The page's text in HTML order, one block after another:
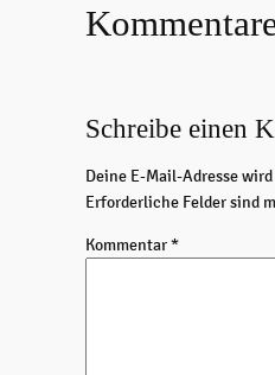
Schreibe einen
Deine E-Mail-Adresse
Erforderliche Felder sind
Kommentar*